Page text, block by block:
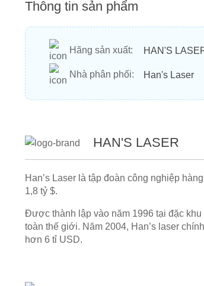
Thông tin sản phẩm
Hãng sản xuất: HAN'S
Nhà phân phối: Han's Laser
HAN'S LASER
Han’s Laser là tập đoàn công nghiệp
1,8 tỷ $.
Được thành lập vào năm 1996 tại đặc khu
toàn thế giới. Năm 2004, Han’s laser
hơn 6 tỉ USD.